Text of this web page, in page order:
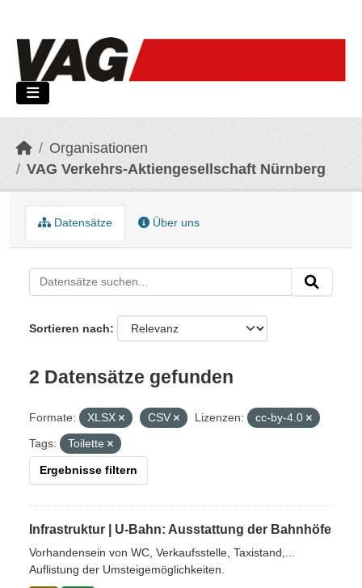
Organisationen
VAG Verkehrs-Aktiengesellschaft Nürnberg
Datensätze Über uns
Sortieren nach
2 Datensätze gefunden
Formate: XLSX CSV Lizenzen:
cc-by-4.0
Tags:
Toilette
Ergebnisse filtern
Infrastruktur | U-Bahn: Ausstattung der Bahnhöfe
Vorhandensein von WC, Verkaufsstelle, Taxistand,...
Auflistung der Umsteigemöglichkeiten.